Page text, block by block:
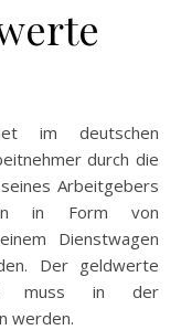
im deutschen
durch die
Arbeitgebers
in Form von
Dienstwagen
Der geldwerte
muss in der
werden.